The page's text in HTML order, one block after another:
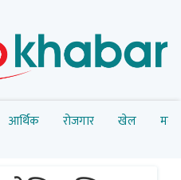
आर्थिक रोजगार खेल